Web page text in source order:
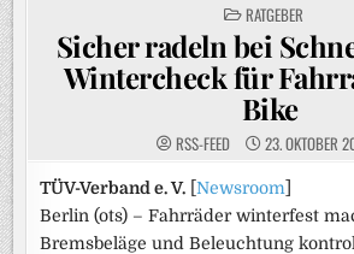
POSTED
IN
RATGEBER
Sicher radeln bei
Wintercheck für
Bike
RSS-FEED 23. OKTOBER
TÜV-Verband e. V. [Newsroom
Berlin (ots) – Fahrräder winterfest
Bremsbeläge und Beleuchtung